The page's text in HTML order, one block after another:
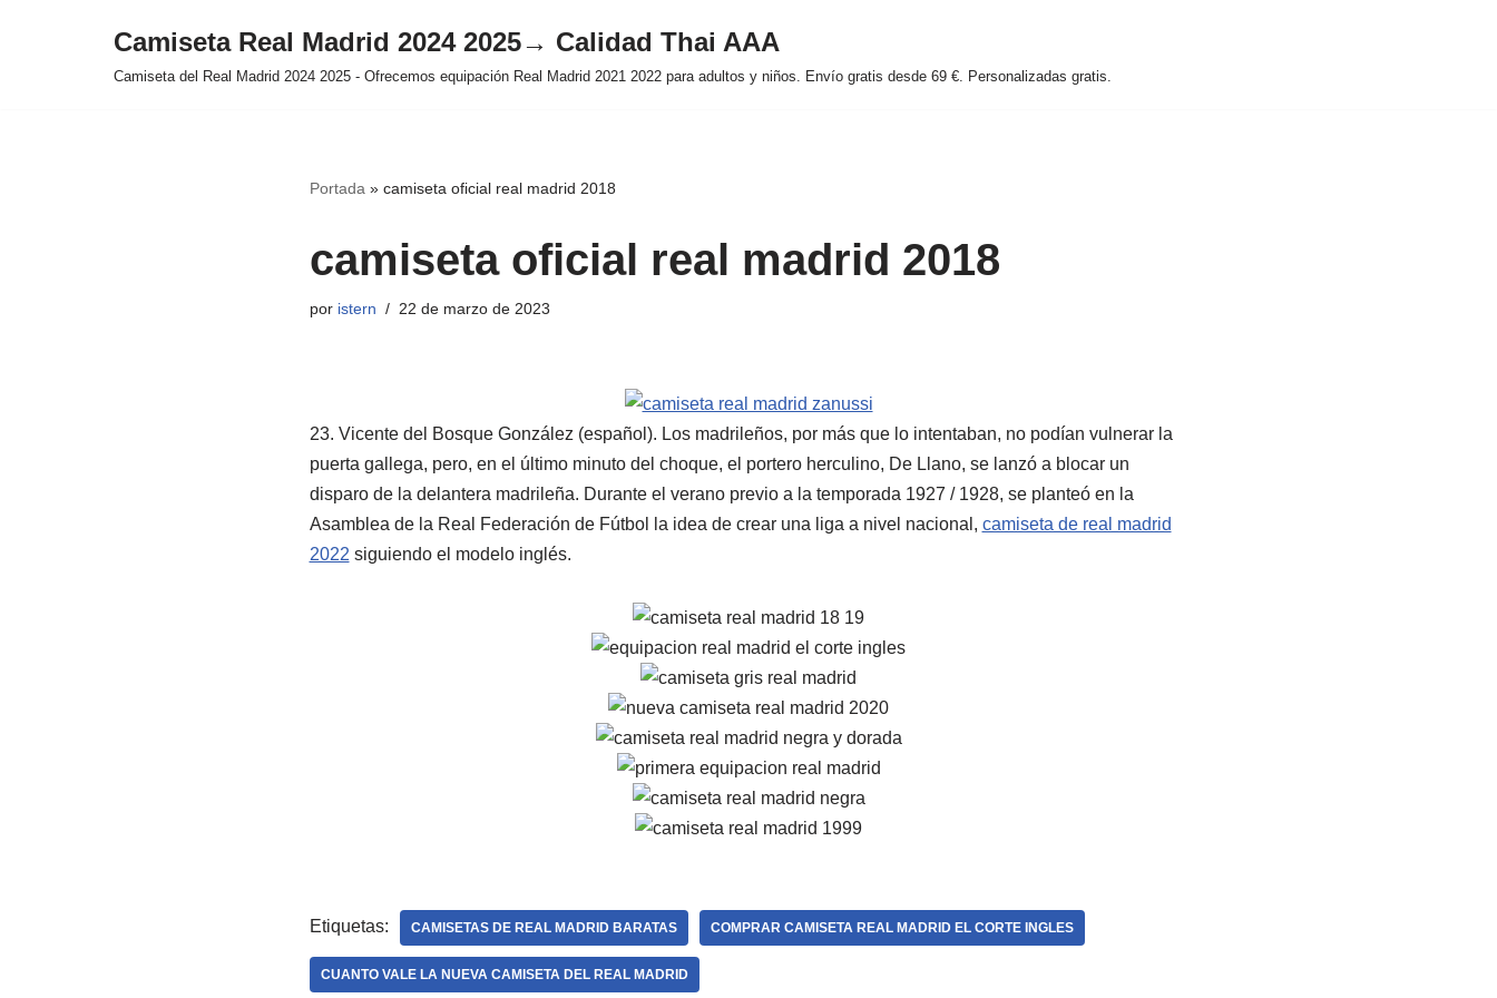
Camiseta Real Madrid 2024 2025→ Calidad Thai AAA
Camiseta del Real Madrid 2024 2025 - Ofrecemos equipación Real Madrid 2021 2022 para adultos y niños. Envío gratis desde 69 €. Personalizadas gratis.
Portada » camiseta oficial real madrid 2018
camiseta oficial real madrid 2018
por istern 22 de marzo de 2023
23. Vicente del Bosque González (español). Los madrileños, por más que lo intentaban, no podían vulnerar la
puerta gallega, pero, en el último minuto del choque, el portero herculino, De Llano, se lanzó a blocar un
disparo de la delantera madrileña. Durante el verano previo a la temporada 1927 / 1928, se planteó en la
Asamblea de la Real Federación de Fútbol la idea de crear una liga a nivel nacional, camiseta de real madrid
2022 siguiendo el modelo inglés.
Etiquetas: CAMISETAS DE REAL MADRID BARATAS COMPRAR CAMISETA REAL MADRID EL CORTE INGLES
CUANTO VALE LA NUEVA CAMISETA DEL REAL MADRID